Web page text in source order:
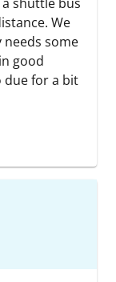
shuttle bus
We
some
good
due for a bit